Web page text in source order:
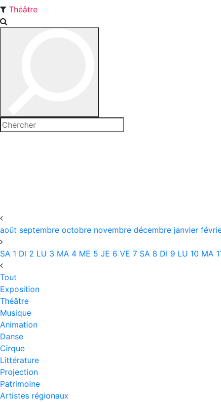
Théâtre
août septembre octobre novembre décembre janvier
SA 1 DI 2 LU 3 MA 4 ME 5 JE 6 VE 7 SA 8 DI 9 LU 10 MA
Tout
Exposition
Théâtre
Musique
Animation
Danse
Cirque
Littérature
Projection
Patrimoine
Artistes régionaux